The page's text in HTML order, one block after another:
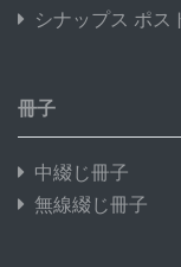
シナップス ポス
冊子
中綴じ冊子
無線綴じ冊子